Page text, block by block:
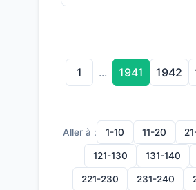
1 ... 1941 1942
Aller à : 1-10 11-20
121-130 131-140
221-230 231-240